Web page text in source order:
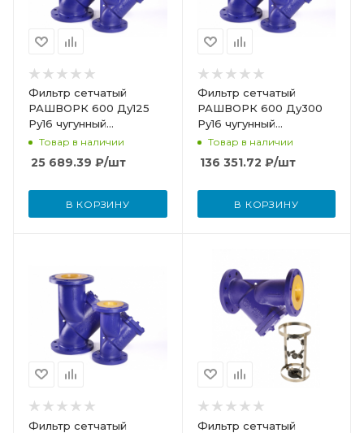
Фильтр сетчатый
РАШВОРК 600 Ду125
Ру16 чугунный
фланцевый со сливной
Товар в наличии
25 689.39 ₽/шт
В КОРЗИНУ
Фильтр сетчатый
РАШВОРК 600 Ду300
Ру16 чугунный
фланцевый со сливной
Товар в наличии
136 351.72 ₽/шт
В КОРЗИНУ
Фильтр сетчатый
Фильтр сетчатый